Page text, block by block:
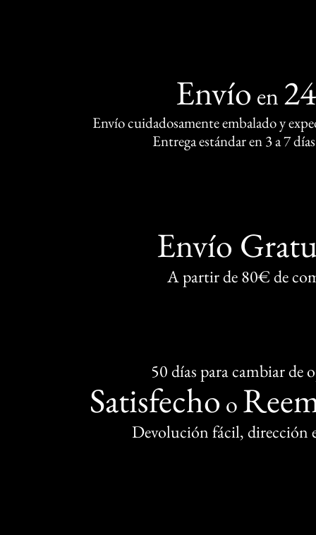
Envío en
Envío cuidadosamente embalado y
Entrega estándar en 3 a 7
Envío
A partir de 80€ de
50 días para cambiar de
Satisfecho o
Devolución fácil, dirección